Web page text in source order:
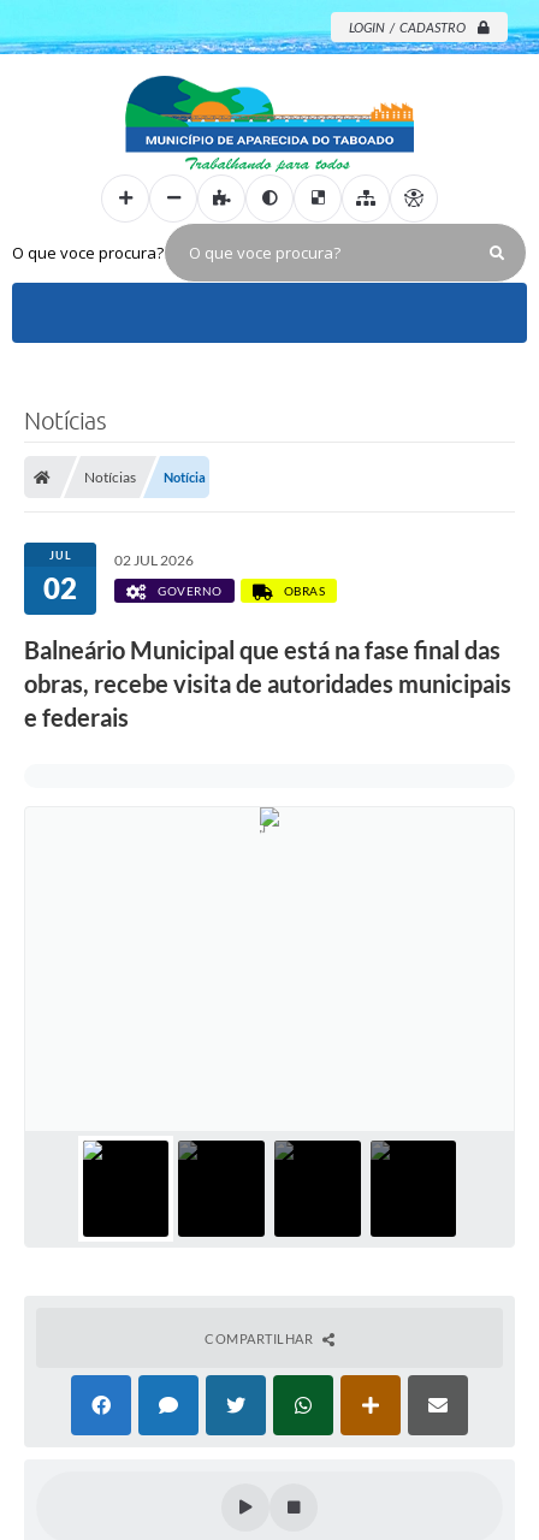
LOGIN / CADASTRO
O que voce procura?
Notícias
Notícias Notícia
JUL
02
02 JUL 2026
GOVERNO OBRAS
Balneário Municipal que está na fase final das
obras, recebe visita de autoridades municipais
e federais
COMPARTILHAR